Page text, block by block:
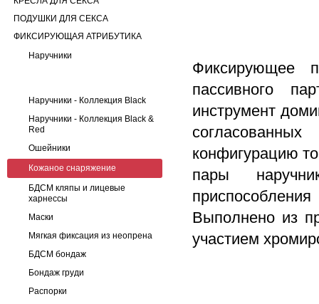
ПОДУШКИ ДЛЯ СЕКСА
ФИКСИРУЮЩАЯ АТРИБУТИКА
Наручники
Наручники - Коллекция Black
Наручники - Коллекция Black &
Red
Ошейники
Кожаное снаряжение
БДСМ кляпы и лицевые
харнессы
Маски
Мягкая фиксация из неопрена
БДСМ бондаж
Бондаж груди
Распорки
Фиксирующее
пассивного
инструмент
конфигурацию
пары
Выполнено из
участием